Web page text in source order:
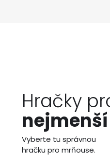
Hračky
nejmenší
Vyberte tu správnou
hračku pro mrňouse.